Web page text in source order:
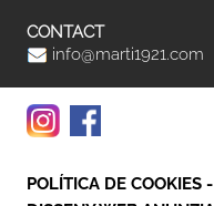
CONTACT
info@marti1921.com
POLÍTICA DE COOKIES -